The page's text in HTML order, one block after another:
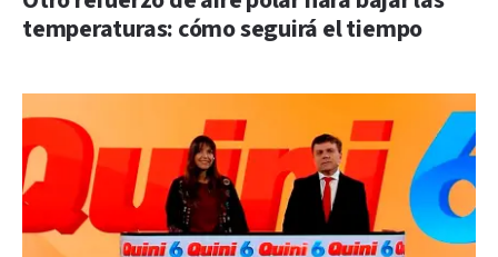
temperaturas: cómo seguirá el tiempo